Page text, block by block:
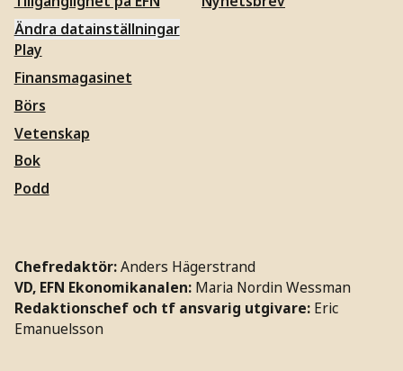
Ändra datainställningar
Play
Finansmagasinet
Börs
Vetenskap
Bok
Podd
Chefredaktör:Anders Hägerstrand
VD, EFN Ekonomikanalen: Maria Nordin Wessman
Redaktionschef och tf ansvarig utgivare: Eric
Emanuelsson